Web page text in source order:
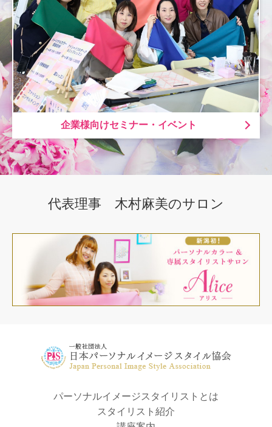
企業様向けセミナー・イベント
代表理事 木村麻美のサロン
パーソナルイメージスタイリストとは
スタイリスト紹介